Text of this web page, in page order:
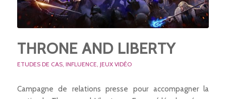
THRONE AND LIBERTY
ETUDES DE CAS, INFLUENCE JEUX VIDÉO
Campagne de relations presse pour accompagner la